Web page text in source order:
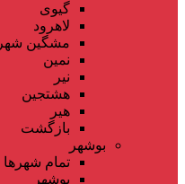
گیوی
لاهرود
مشگین شهر
نمین
نیر
هشتجین
هیر
بازگشت
بوشهر
تمام شهر‌ها
بوشهر